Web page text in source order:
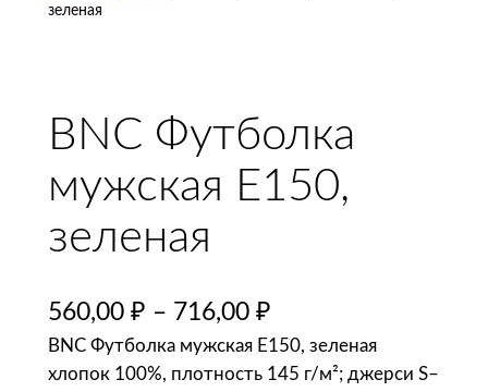
зеленая
BNC Футболка
мужская E150,
зеленая
560,00 ₽ – 716,00 ₽
BNC Футболка мужская E150, зеленая
хлопок 100%, плотность 145 г/м²; джерси S–